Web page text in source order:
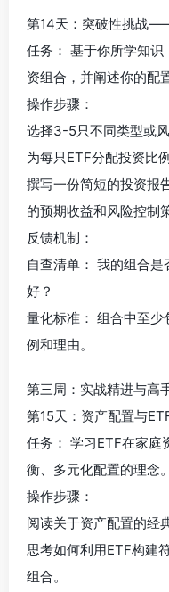
第14天：突破性挑战
任务： 基于你所学知
资组合，并阐述你的配
操作步骤：
选择3-5只不同类型或风
为每只ETF分配投资比例
撰写一份简短的投资报
的预期收益和风险控制
反馈机制：
自查清单： 我的组合
好？
量化标准： 组合中至
例和理由。
第三周：实战精进与高
第15天：资产配置与
任务： 学习ETF在家庭
衡、多元化配置的理念。
操作步骤：
阅读关于资产配置的经
思考如何利用ETF构建
组合。